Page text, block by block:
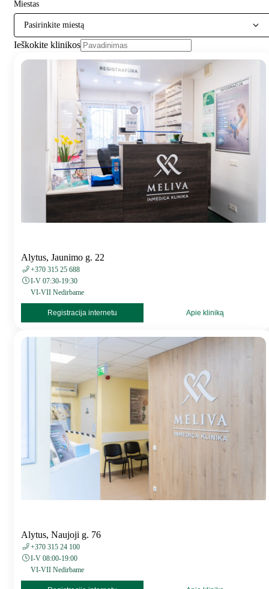
Miestas
Pasirinkite miestą
Ieškokite klinikos
Alytus, Jaunimo g. 22
+370 315 25 688
I-V 07:30-19:30
VI-VII Nedirbame
Registracija internetu Apie kliniką
Alytus, Naujoji g. 76
+370 315 24 100
I-V 08:00-19:00
VI-VII Nedirbame